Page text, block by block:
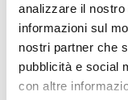
analizzare il
informazioni sul
nostri partner che
pubblicità e social
con altre